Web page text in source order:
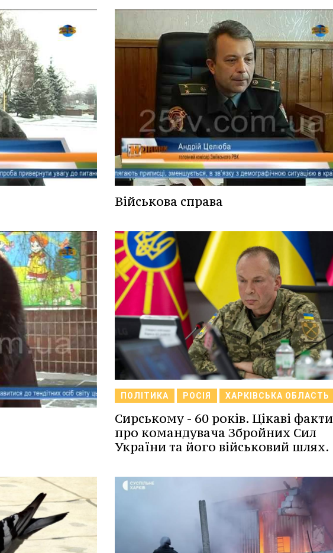
Військова справа
ПОЛІТИКА РОСІЯ ХАРКІВСЬКА ОБЛАСТЬ
Сирському - 60 років. Цікаві факти
про командувача Збройних Сил
України та його військовий шлях.